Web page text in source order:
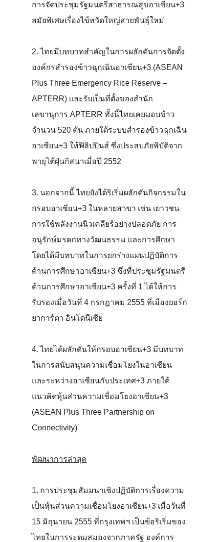
การจัดประชุมรัฐมนตรีสาธารณสุขอาเซียน+3
สมัยพิเศษเรื่องไข้หวัดใหญ่สายพันธุ์ใหม่
2. ไทยมีบทบาทสำคัญในการผลักดันการจัดตั้ง
องค์กรสำรองข้าวฉุกเฉินอาเซียน+3 (ASEAN
Plus Three Emergency Rice Reserve –
APTERR) และรับเป็นที่ตั้งของสำนัก
เลขานุการ APTERR ทั้งนี้ไทยเคยมอบข้าว
จำนวน 520 ตัน ภายใต้ระบบสำรองข้าวฉุกเฉิน
อาเซียน+3 ให้ฟิลิปปินส์ ซึ่งประสบภัยพิบัติจาก
พายุไต้ฝุ่นกิสนาเมื่อปี 2552
3. นอกจากนี้ ไทยยังได้ริเริ่มผลักดันกิจกรรมใน
กรอบอาเซียน+3 ในหลายสาขา เช่น เยาวชน
การใช้พลังงานนิวเคลียร์อย่างปลอดภัย การ
อนุรักษ์มรดกทางวัฒนธรรม และการศึกษา
โดยได้มีบทบาทในการยกร่างแผนปฏิบัติการ
ด้านการศึกษาอาเซียน+3 ซึ่งที่ประชุมรัฐมนตรี
ด้านการศึกษาอาเซียน+3 ครั้งที่ 1 ได้ให้การ
รับรองเมื่อวันที่ 4 กรกฎาคม 2555 ที่เมืองยอร์ก
ยาการ์ตา อินโดนีเซีย
4. ไทยได้ผลักดันให้กรอบอาเซียน+3 มีบทบาท
ในการสนับสนุนความเชื่อมโยงในอาเซียน
และระหว่างอาเซียนกับประเทศ+3 ภายใต้
แนวคิดหุ้นส่วนความเชื่อมโยงอาเซียน+3
(ASEAN Plus Three Partnership on
Connectivity)
พัฒนาการล่าสุด
1. การประชุมสัมมนาเชิงปฏิบัติการเรื่องความ
เป็นหุ้นส่วนความเชื่อมโยงอาเซียน+3 เมื่อวันที่
15 มิถุนายน 2555 ที่กรุงเทพฯ เป็นข้อริเริ่มของ
ไทยในการระดมสมองจากภาครัฐ องค์การ